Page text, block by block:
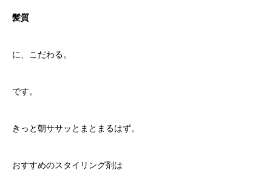
髪質
に、こだわる。
です。
きっと朝ササッとまとまるはず。
おすすめのスタイリング剤は